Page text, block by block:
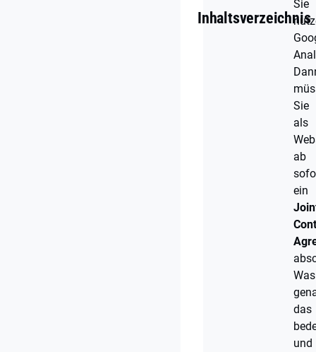
Inhaltsverzeichnis
Sie
Sie
als
ab
ein
Was
das
und